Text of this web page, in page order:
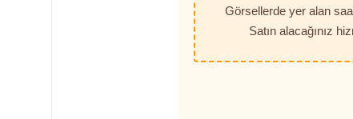
Görsellerde yer alan
Satın alacağınız